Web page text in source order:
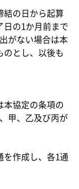
の日から起算
日の1か月前まで
がない場合は本
とし、以後も
協定の条項の
甲、乙及び丙が
を作成し、各1通